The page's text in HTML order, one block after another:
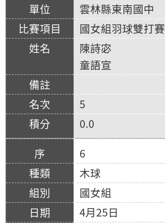
雲林縣東南國中
國女組羽球雙打賽
陳詩宓
童語宣
5
0.0
6
木球
國女組
4月25日